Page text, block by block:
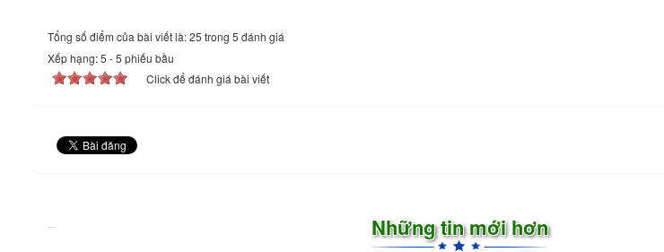
Tổng số điểm của bài viết là: 25 trong 5 đánh giá
Xếp hạng:5 -5 phiếu bầu
Click để đánh giá bài viết
Những tin mới hơn